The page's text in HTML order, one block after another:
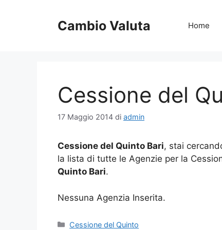
Cambio Valuta Home
Cessione del
17 Maggio 2014 di admin
Cessione del Quinto Bari, stai
la lista di tutte le Agenzie per la
Quinto Bari.
Nessuna Agenzia Inserita.
Categorie
Cessione del Quinto